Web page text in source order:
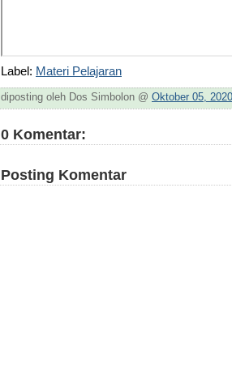
Label: Materi Pelajaran
diposting oleh Dos Simbolon @ Oktober 05, 2020
0 Komentar:
Posting Komentar